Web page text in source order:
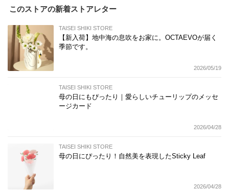
このストアの新着ストアレター
TAISEI SHIKI STORE
【新入荷】地中海の息吹をお家に。OCTAEVOが届く
季節です。
2026/05/19
TAISEI SHIKI STORE
母の日にもぴったり｜愛らしいチューリップのメッセ
ージカード
2026/04/28
TAISEI SHIKI STORE
母の日にぴったり！自然美を表現したSticky Leaf
2026/04/28